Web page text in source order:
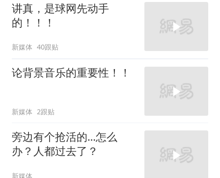
讲真，是球网先动手
的！！！
新媒体 40跟贴
论背景音乐的重要性！！
新媒体 2跟贴
旁边有个抢活的…怎么
办？人都过去了？
新媒体